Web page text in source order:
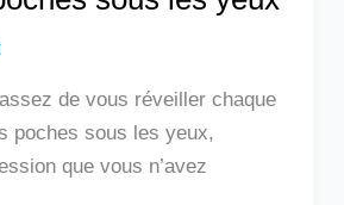
de vous réveiller chaque
poches sous les yeux,
que vous n’avez